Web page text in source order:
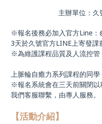
主辦單位：
※報名後務必加入官方Line：
3天於久號官方LINE上寄發課
※為維護課程品質及人流控
※提醒
上脈輪自癒力系列課程的同
※報名系統會在三天前關閉
我們客服聯繫，由專人服務。
【活動介紹】